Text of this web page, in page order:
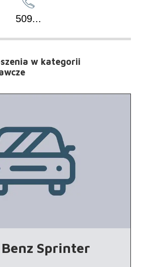
509...
w kategorii
Sprinter